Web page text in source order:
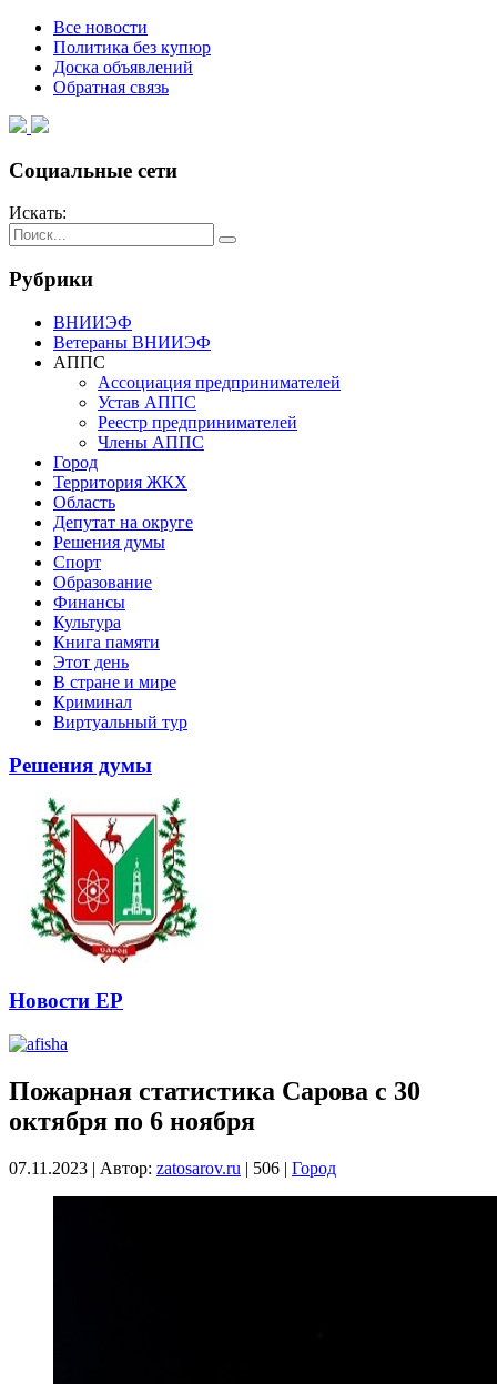
Все новости
Политика без купюр
Доска объявлений
Обратная связь
Социальные сети
Искать:
Рубрики
ВНИИЭФ
Ветераны ВНИИЭФ
АППС
Ассоциация предпринимателей
Устав АППС
Реестр предпринимателей
Члены АППС
Город
Территория ЖКХ
Область
Депутат на округе
Решения думы
Спорт
Образование
Финансы
Культура
Книга памяти
Этот день
В стране и мире
Криминал
Виртуальный тур
Решения думы
Новости ЕР
Пожарная статистика Сарова с 30
октября по 6 ноября
07.11.2023 | Автор: zatosarov.ru | 506 | Город